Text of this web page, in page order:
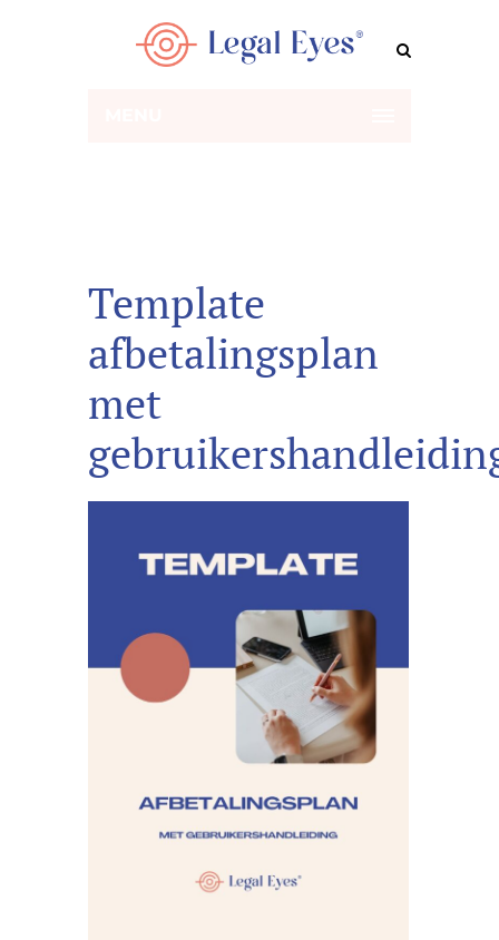
Template
afbetalingsplan
met